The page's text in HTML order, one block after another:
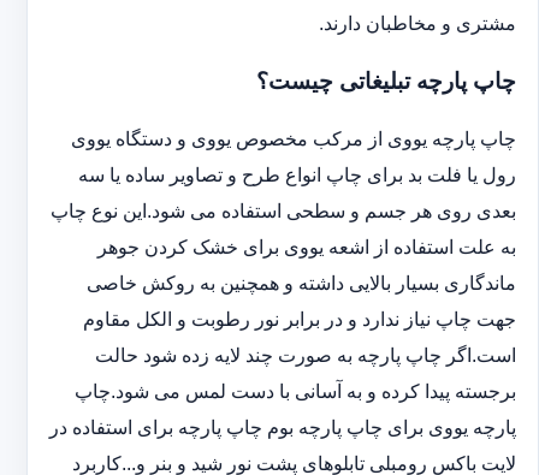
مشتری و مخاطبان دارند.
چاپ پارچه تبلیغاتی چیست؟
چاپ پارچه یووی از مرکب مخصوص یووی و دستگاه یووی
رول یا فلت بد برای چاپ انواع طرح و تصاویر ساده یا سه
بعدی روی هر جسم و سطحی استفاده می شود.این نوع چاپ
به علت استفاده از اشعه یووی برای خشک کردن جوهر
ماندگاری بسیار بالایی داشته و همچنین به روکش خاصی
جهت چاپ نیاز ندارد و در برابر نور رطوبت و الکل مقاوم
است.اگر چاپ پارچه به صورت چند لایه زده شود حالت
برجسته پیدا کرده و به آسانی با دست لمس می شود.چاپ
پارچه یووی برای چاپ پارچه بوم چاپ پارچه برای استفاده در
لایت باکس رومبلی تابلوهای پشت نور شید و بنر و...کاربرد